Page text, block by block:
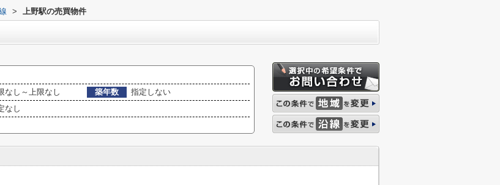
> 上野駅の売買物件
なし～上限なし 築年数
指定しない
なし